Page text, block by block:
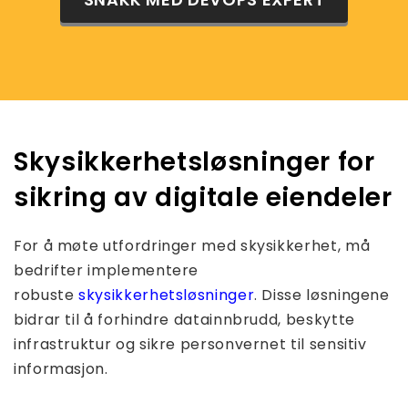
Skysikkerhetsløsninger for
sikring av digitale eiendeler
For å møte utfordringer med skysikkerhet, må
bedrifter implementere
robusteskysikkerhetsløsninger. Disse løsningene
bidrar til å forhindre datainnbrudd, beskytte
infrastruktur og sikre personvernet til sensitiv
informasjon.